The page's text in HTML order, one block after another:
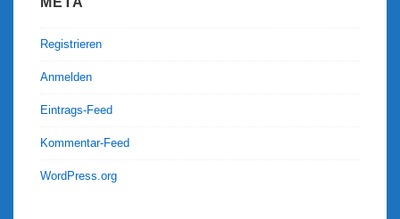
Registrieren
Anmelden
Eintrags-Feed
Kommentar-Feed
WordPress.org